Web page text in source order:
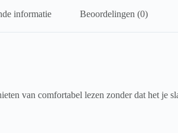
informatie Beoordelingen (0)
van comfortabel lezen zonder dat het je